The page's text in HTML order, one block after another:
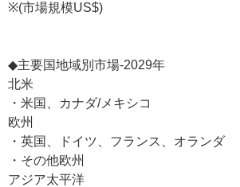
※(市場規模US$)
◆主要国地域別市場-2029年
北米
・米国、カナダ/メキシコ
欧州
・英国、ドイツ、フランス、オランダ
・その他欧州
アジア太平洋